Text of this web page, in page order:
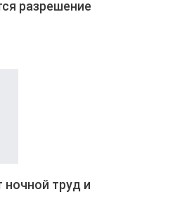
разрешение
труд и